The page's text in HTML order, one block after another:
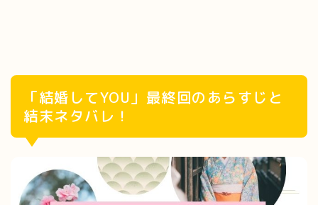
「結婚してYOU」最終回のあらすじと
結末ネタバレ！